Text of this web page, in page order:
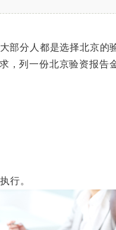
分人都是选择北京的
，列一份北京验资报告
行。